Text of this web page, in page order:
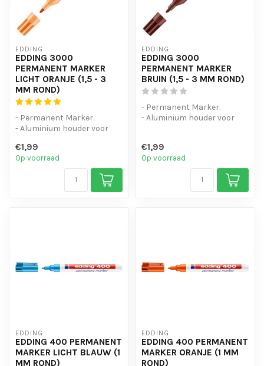
EDDING
EDDING 3000
PERMANENT MARKER
LICHT ORANJE (1,5 - 3
MM ROND)
- Permanent Marker.
- Aluminium houder voor
- Zelfs natte e...
€1,99
Op voorraad
EDDING
EDDING 3000
PERMANENT MARKER
BRUIN (1,5 - 3 MM ROND)
- Permanent Marker.
- Aluminium houder voor
€1,99
Op voorraad
EDDING
EDDING 400 PERMANENT
MARKER LICHT BLAUW (1
MM ROND)
EDDING
EDDING 400 PERMANENT
MARKER ORANJE (1 MM
ROND)